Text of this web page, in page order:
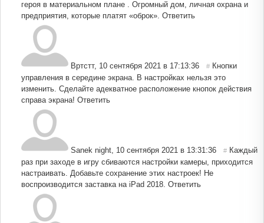
героя в материальном плане . Огромный дом, личная охрана и
предприятия, которые платят «оброк». Ответить
Вртстт, 10 сентября 2021 в 17:13:36 # Кнопки
управления в середине экрана. В настройках нельзя это
изменить. Сделайте адекватное расположение кнопок действия
справа экрана! Ответить
Sanek night, 10 сентября 2021 в 13:31:36 # Каждый
раз при заходе в игру сбиваются настройки камеры, приходится
настраивать. Добавьте сохранение этих настроек! Не
воспроизводится заставка на iPad 2018. Ответить